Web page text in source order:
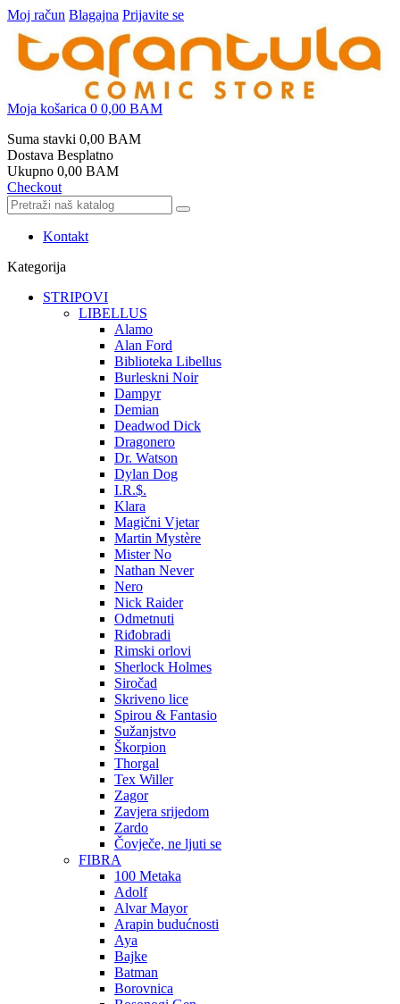
Moj račun Blagajna Prijavite se
Moja košarica 0 0,00 BAM
Suma stavki 0,00 BAM
Dostava Besplatno
Ukupno 0,00 BAM
Checkout
Kontakt
Kategorija
STRIPOVI
LIBELLUS
Alamo
Alan Ford
Biblioteka Libellus
Burleskni Noir
Dampyr
Demian
Deadwod Dick
Dragonero
Dr. Watson
Dylan Dog
I.R.$.
Klara
Magični Vjetar
Martin Mystère
Mister No
Nathan Never
Nero
Nick Raider
Odmetnuti
Riđobradi
Rimski orlovi
Sherlock Holmes
Siročad
Skriveno lice
Spirou & Fantasio
Sužanjstvo
Škorpion
Thorgal
Tex Willer
Zagor
Zavjera srijedom
Zardo
Čovječe, ne ljuti se
FIBRA
100 Metaka
Adolf
Alvar Mayor
Arapin budućnosti
Aya
Bajke
Batman
Borovnica